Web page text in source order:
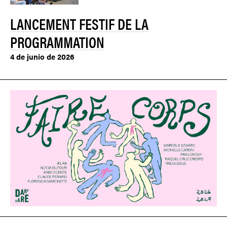
LANCEMENT FESTIF DE LA
PROGRAMMATION
4 de junio de 2026